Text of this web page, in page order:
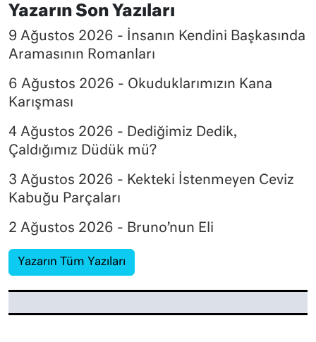
Yazarın Son Yazıları
9 Ağustos 2026 - İnsanın Kendini Başkasında
Aramasının Romanları
6 Ağustos 2026 - Okuduklarımızın Kana
Karışması
4 Ağustos 2026 - Dediğimiz Dedik,
Çaldığımız Düdük mü?
3 Ağustos 2026 - Kekteki İstenmeyen Ceviz
Kabuğu Parçaları
2 Ağustos 2026 - Bruno’nun Eli
Yazarın Tüm Yazıları